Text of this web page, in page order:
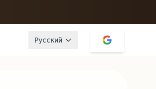
Русский